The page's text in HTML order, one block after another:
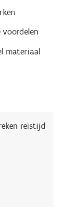
materiaal
reistijd